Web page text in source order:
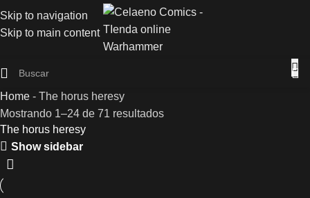
Skip to navigation
Skip to main content
Home - The horus heresy
Mostrando 1–24 de 71 resultados
The horus heresy
Show sidebar